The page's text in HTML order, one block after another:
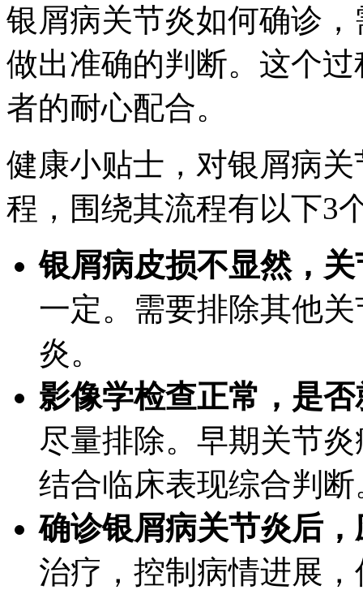
银屑病关节炎如何确诊
做出准确的判断。这个
者的耐心配合。
健康小贴士，对银屑病
程，围绕其流程有以下3
银屑病皮损不显然，
一定。需要排除其他
炎。
影像学检查正常，是
尽量排除。早期关节
结合临床表现综合判断
确诊银屑病关节炎后
治疗，控制病情进展